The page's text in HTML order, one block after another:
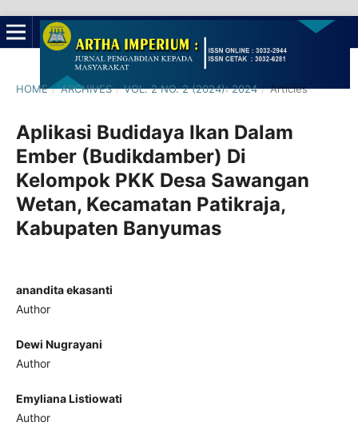
HOME / ARCHIVES / VOL. 2 NO. 2 (2024): 2024 / Articles
Aplikasi Budidaya Ikan Dalam
Ember (Budikdamber) Di
Kelompok PKK Desa Sawangan
Wetan, Kecamatan Patikraja,
Kabupaten Banyumas
anandita ekasanti
Author
Dewi Nugrayani
Author
Emyliana Listiowati
Author